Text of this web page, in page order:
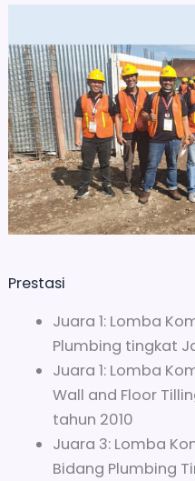
Prestasi
Juara 1: Lomba
Plumbing tingkat
Juara 1: Lomba
Wall and Floor
tahun 2010
Juara 3: Lomba
Bidang Plumbing